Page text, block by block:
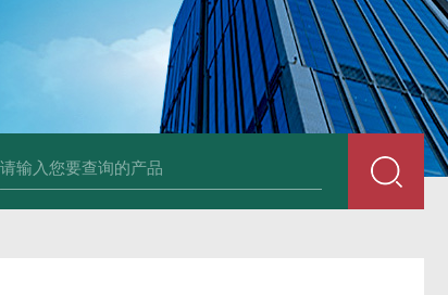
钢电子地磅 3吨可冲洗电子平台秤 带检重报警输送线75kg